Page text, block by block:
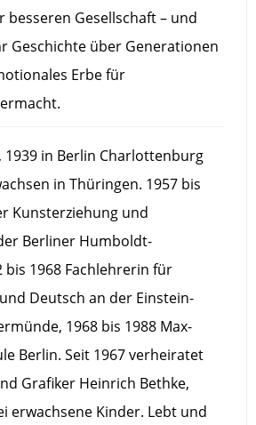
besseren Gesellschaft – und
Geschichte über Generationen
Erbe für
, 1939 in Berlin Charlottenburg
in Thüringen. 1957 bis
Kunsterziehung und
Berliner Humboldt-
bis 1968 Fachlehrerin für
Deutsch an der Einstein-
1968 bis 1988 Max-
Berlin. Seit 1967 verheiratet
Grafiker Heinrich Bethke,
erwachsene Kinder. Lebt und